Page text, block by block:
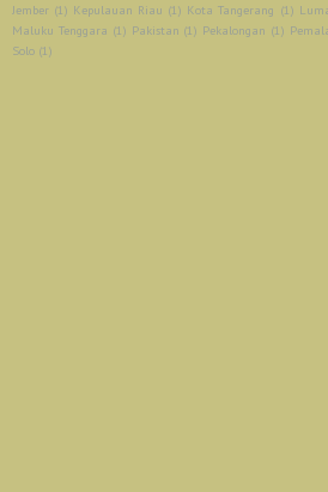
Jember (1) Kepulauan Riau (1) Kota Tangerang (1)
Maluku Tenggara (1) Pakistan (1) Pekalongan (1)
Solo (1)